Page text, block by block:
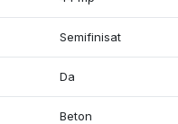
Semifinisat
Da
Beton